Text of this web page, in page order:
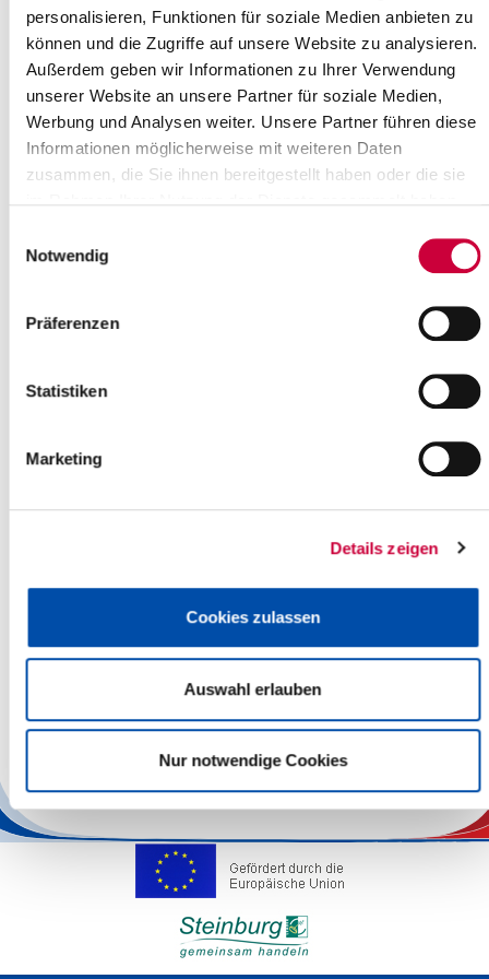
personalisieren, Funktionen für soziale Medien anbieten zu
können und die Zugriffe auf unsere Website zu analysieren.
Außerdem geben wir Informationen zu Ihrer Verwendung
unserer Website an unsere Partner für soziale Medien,
Werbung und Analysen weiter. Unsere Partner führen diese
Informationen möglicherweise mit weiteren Daten
zusammen, die Sie ihnen bereitgestellt haben oder die sie
Notwendig
Präferenzen
Statistiken
Marketing
Details zeigen
Cookies zulassen
Auswahl erlauben
Nur notwendige Cookies
Steinburg und geht damit in die erste
Runde...
Weiterlesen
BLICKWEIT: Modelle und Zeichnungen“
22.08.2025: Feierliche
Prinzeßhof
herzlich ein zur...
Aktion "Zu gut für den Müll" am
15.08.2025: Am Donnerstag, den 21.
für den Müll" auf dem Wertstoffhof des
Kreises in Itzehoe, Carl-Zeiss-Straße
6....